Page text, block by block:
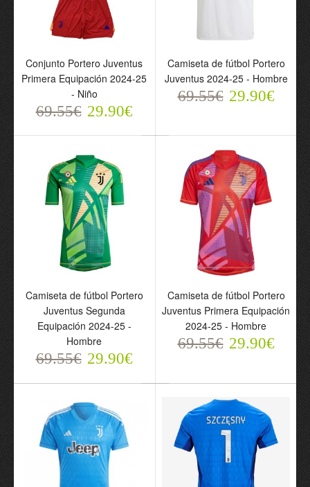
Conjunto Portero
Juventus 2025-26 - Niño
Conjunto Portero
Juventus Primera
Niño
69.55€ 29.90€
Camiseta de fútbol
69.55€
Conjunto Portero Juventus
Primera Equipación 2024-25
- Niño
69.55€ 29.90€
Camiseta de fútbol Portero
Juventus 2024-25 - Hombre
69.55€ 29.90€
Camiseta de fútbol Portero
Juventus Segunda
Equipación 2024-25 -
Hombre
69.55€ 29.90€
Camiseta de fútbol Portero
Juventus Primera Equipación
2024-25 - Hombre
69.55€ 29.90€